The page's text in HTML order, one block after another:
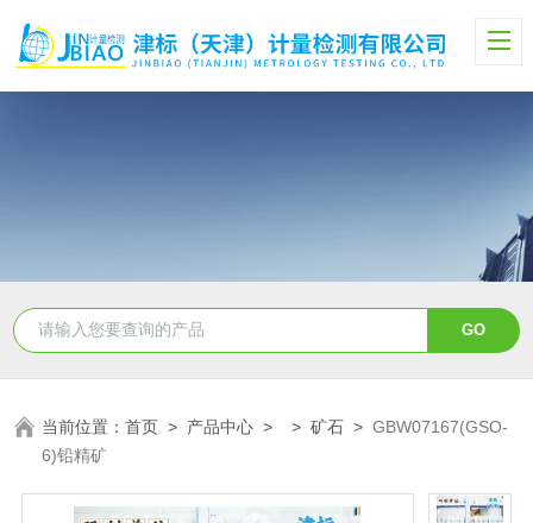
当前位置：首页 > 产品中心 > >矿石 >GBW07167(GSO-
6)铅精矿